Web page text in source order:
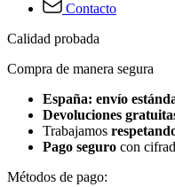
Contacto
Calidad probada
Compra de manera segura
España: envío
Devoluciones
Trabajamos
Pago seguro con
Métodos de pago: